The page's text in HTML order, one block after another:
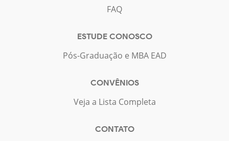
FAQ
ESTUDE CONOSCO
Pós-Graduação e MBA EAD
CONVÊNIOS
Veja a Lista Completa
CONTATO